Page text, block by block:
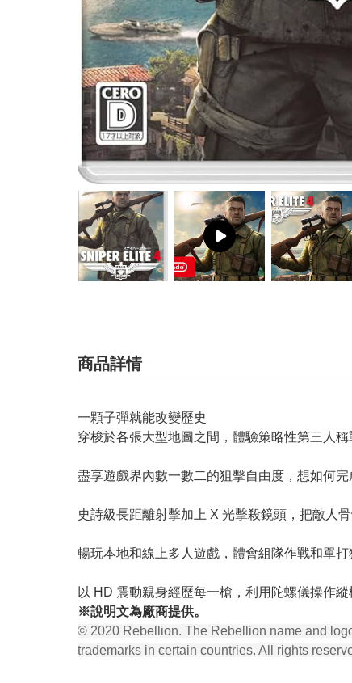
商品詳情
一顆子彈就能改變歷史
穿梭於各張大型地圖之間，體驗策略性第三人
盡享遊戲界內數一數二的狙擊自由度，想如何
史詩級長距離射擊加上 X 光擊殺鏡頭，把敵人
暢玩本地和線上多人遊戲，體會組隊作戰和單
以 HD 震動親身經歷每一槍，利用陀螺儀操作縱
※說明文為廠商提供。
© 2020 Rebellion. The Rebellion name and
trademarks in certain countries. All rights